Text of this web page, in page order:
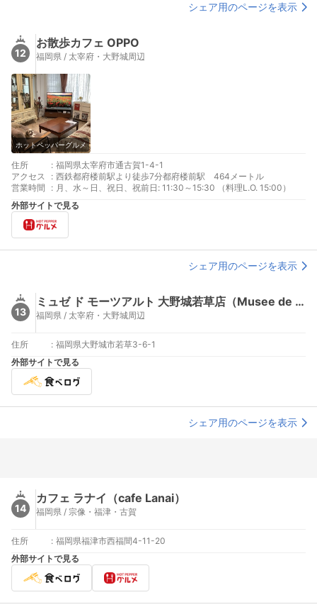
シェア用のページを表示
12
お散歩カフェ OPPO
福岡県 / 太宰府・大野城周辺
ホットペッパーグルメ
住所 : 福岡県太宰府市通古賀1-4-1
アクセス
: 西鉄都府楼前駅より徒歩7分都府楼前駅 464メートル
営業時間
: 月、水～日、祝日、祝前日: 11:30～15:30 （料理L.O. 15:00）
外部サイトで見る
シェア用のページを表示
13
ミュゼ ド モーツアルト 大野城若草店（Musee de MOZART）
福岡県 / 太宰府・大野城周辺
住所 : 福岡県大野城市若草3-6-1
外部サイトで見る
シェア用のページを表示
14
カフェ ラナイ（cafe Lanai）
福岡県 / 宗像・福津・古賀
住所 : 福岡県福津市西福間4-11-20
外部サイトで見る